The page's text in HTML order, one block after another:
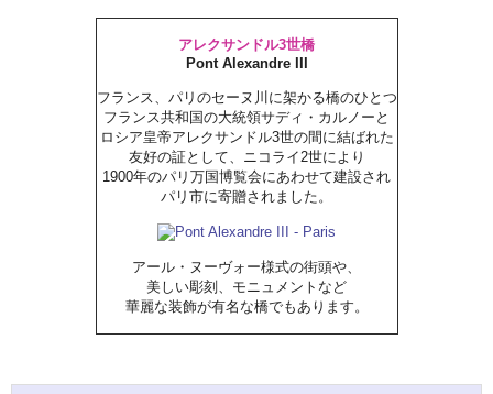
アレクサンドル3世橋
Pont Alexandre III
フランス、パリのセーヌ川に架かる橋のひとつ
フランス共和国の大統領サディ・カルノーと
ロシア皇帝アレクサンドル3世の間に結ばれた
友好の証として、ニコライ2世により
1900年のパリ万国博覧会にあわせて建設され
パリ市に寄贈されました。
アール・ヌーヴォー様式の街頭や、
美しい彫刻、モニュメントなど
華麗な装飾が有名な橋でもあります。